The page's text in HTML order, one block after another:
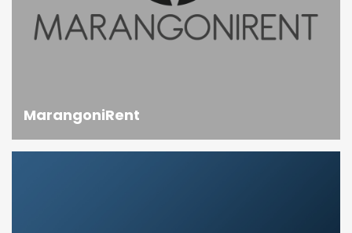
MarangoniRent